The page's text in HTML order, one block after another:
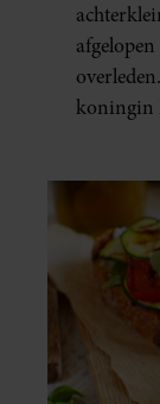
koningin